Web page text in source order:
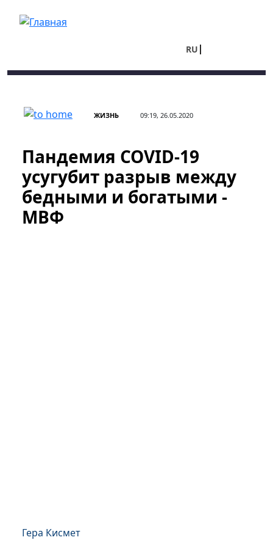
RU
ЖИЗНЬ 09:19, 26.05.2020
Пандемия COVID-19
усугубит разрыв между
бедными и богатыми -
МВФ
Гера Кисмет